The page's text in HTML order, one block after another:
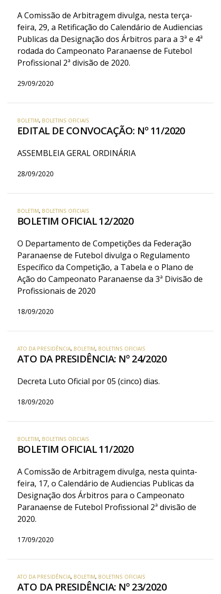
A Comissão de Arbitragem divulga, nesta terça-
feira, 29, a Retificação do Calendário de Audiencias
Publicas da Designação dos Árbitros para a 3ª e 4ª
rodada do Campeonato Paranaense de Futebol
Profissional 2ª divisão de 2020.
29/09/2020
BOLETIM, BOLETINS OFICIAIS
EDITAL DE CONVOCAÇÃO: Nº 11/2020
ASSEMBLEIA GERAL ORDINÁRIA
28/09/2020
BOLETIM, BOLETINS OFICIAIS
BOLETIM OFICIAL 12/2020
O Departamento de Competições da Federação
Paranaense de Futebol divulga o Regulamento
Específico da Competição, a Tabela e o Plano de
Ação do Campeonato Paranaense da 3ª Divisão de
Profissionais de 2020
18/09/2020
ATO DA PRESIDÊNCIA, BOLETIM, BOLETINS OFICIAIS
ATO DA PRESIDÊNCIA: Nº 24/2020
Decreta Luto Oficial por 05 (cinco) dias.
18/09/2020
BOLETIM, BOLETINS OFICIAIS
BOLETIM OFICIAL 11/2020
A Comissão de Arbitragem divulga, nesta quinta-
feira, 17, o Calendário de Audiencias Publicas da
Designação dos Árbitros para o Campeonato
Paranaense de Futebol Profissional 2ª divisão de
2020.
17/09/2020
ATO DA PRESIDÊNCIA, BOLETIM, BOLETINS OFICIAIS
ATO DA PRESIDÊNCIA: Nº 23/2020